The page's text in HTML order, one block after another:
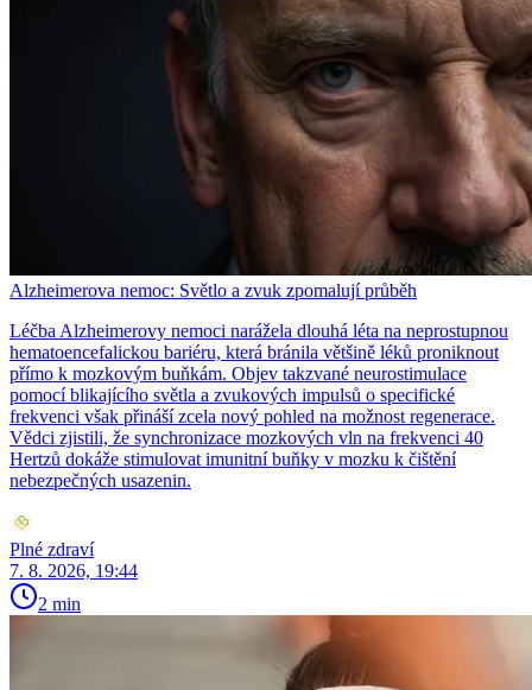
Alzheimerova nemoc: Světlo a zvuk zpomalují průběh
Léčba Alzheimerovy nemoci narážela dlouhá léta na neprostupnou
hematoencefalickou bariéru, která bránila většině léků proniknout
přímo k mozkovým buňkám. Objev takzvané neurostimulace
pomocí blikajícího světla a zvukových impulsů o specifické
frekvenci však přináší zcela nový pohled na možnost regenerace.
Vědci zjistili, že synchronizace mozkových vln na frekvenci 40
Hertzů dokáže stimulovat imunitní buňky v mozku k čištění
nebezpečných usazenin.
Plné zdraví
7. 8. 2026, 19:44
2 min